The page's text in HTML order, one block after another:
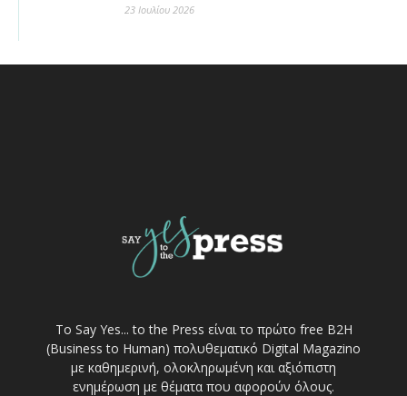
23 Ιουλίου 2026
Το Say Yes... to the Press είναι το πρώτο free Β2Η
(Business to Human) πολυθεματικό Digital Magazino
με καθημερινή, ολοκληρωμένη και αξιόπιστη
ενημέρωση με θέματα που αφορούν όλους.